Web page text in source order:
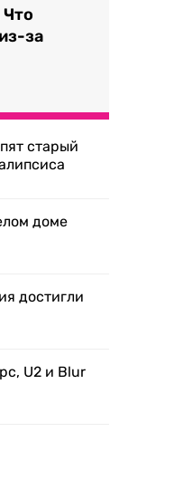
за
старый
доме
достигли
U2 и Blur